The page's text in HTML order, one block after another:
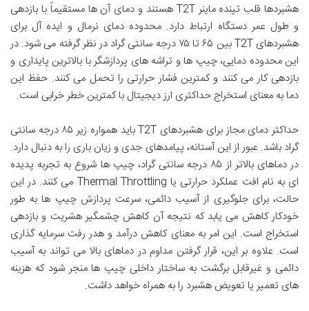
هشبردها قلب تپنده ماینر T2T هستند و دمای آن ها مستقیماً با بازدهی
و طول عمر دستگاه ارتباط دارد. محدوده دمای نرمال و ایده آل برای
هشبردهای T2T بین ۶۵ تا ۷۵ درجه سانتی گراد در نظر گرفته می شود. در
این محدوده دمایی، چیپ ها و تراشه های پردازشگر با بالاترین پایداری و
بازدهی کار می کنند و کمترین فشار حرارتی را تحمل می کنند. حفظ این
دما به معنای استخراج حداکثری ارز دیجیتال با کمترین خطر خرابی است.
حداکثر دمای مجاز برای هشبردهای T2T باید همواره زیر ۸۵ درجه سانتی
گراد باشد. عبور از این آستانه، پیامدهای جدی و زیان باری را به دنبال دارد.
در دماهای بالاتر از ۸۵ درجه سانتی گراد، چیپ ها شروع به تجربه پدیده
ای به نام افت عملکرد حرارتی یا Thermal Throttling می کنند. در این
حالت، برای جلوگیری از آسیب دائمی، سرعت پردازش چیپ ها به طور
خودکار کاهش می یابد که نتیجه آن کاهش چشمگیر هشریت و بازدهی
استخراج است. این امر به معنای کاهش درآمد و هدر رفت سرمایه گذاری
است. علاوه بر این، قرار گرفتن مداوم در دماهای بالا می تواند به آسیب
دائمی و غیرقابل برگشت به ساختار داخلی چیپ ها منجر شود که هزینه
های تعمیر یا تعویض هشبرد را به همراه خواهد داشت.